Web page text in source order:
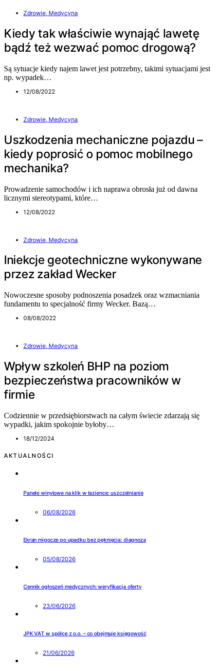
Zdrowie, Medycyna
Kiedy tak właściwie wynająć lawetę
bądź też wezwać pomoc drogową?
Są sytuacje kiedy najem lawet jest potrzebny, takimi sytuacjami jest
np. wypadek…
12/08/2022
Zdrowie, Medycyna
Uszkodzenia mechaniczne pojazdu –
kiedy poprosić o pomoc mobilnego
mechanika?
Prowadzenie samochodów i ich naprawa obrosła już od dawna
licznymi stereotypami, które…
12/08/2022
Zdrowie, Medycyna
Iniekcje geotechniczne wykonywane
przez zakład Wecker
Nowoczesne sposoby podnoszenia posadzek oraz wzmacniania
fundamentu to specjalność firmy Wecker. Bazą…
08/08/2022
Zdrowie, Medycyna
Wpływ szkoleń BHP na poziom
bezpieczeństwa pracowników w
firmie
Codziennie w przedsiębiorstwach na całym świecie zdarzają się
wypadki, jakim spokojnie byłoby…
18/12/2024
AKTUALNOŚCI
Panele winylowe na klik w łazience: uszczelnianie
06/08/2026
Ekran migocze po upadku bez pęknięcia: diagnoza
05/08/2026
Cennik ogłoszeń medycznych: weryfikacja oferty
23/06/2026
JPK VAT w spółce z o.o. – co obejmuje księgowość
21/06/2026